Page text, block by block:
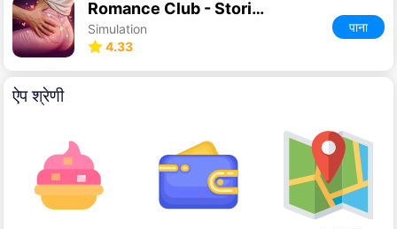
Romance Club - Stories I Play
Simulation
4.33
पाना
ऐप श्रेणी